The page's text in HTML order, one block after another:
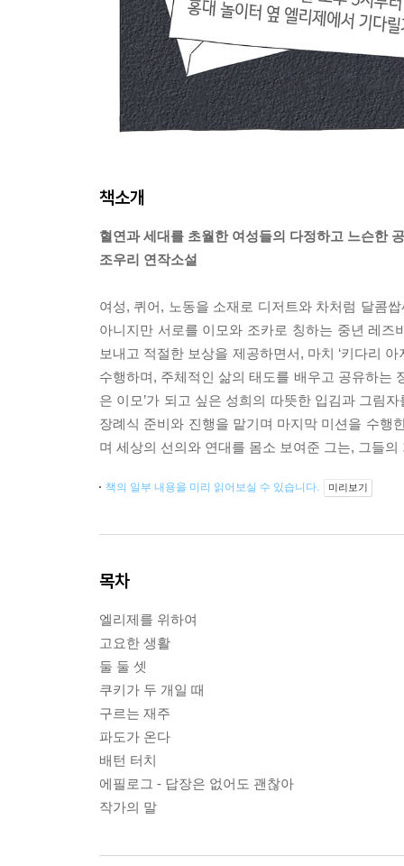
책소개
혈연과 세대를 초월한 여성들의 다정하고 느슨한
조우리 연작소설
여성, 퀴어, 노동을 소재로 디저트와 차처럼 달콤
아니지만 서로를 이모와 조카로 칭하는 중년 레즈
보내고 적절한 보상을 제공하면서, 마치 ‘키다리
수행하며, 주체적인 삶의 태도를 배우고 공유하는
은 이모’가 되고 싶은 성희의 따뜻한 입김과 그림
장례식 준비와 진행을 맡기며 마지막 미션을 수행
며 세상의 선의와 연대를 몸소 보여준 그는, 그들
책의 일부 내용을 미리 읽어보실 수 있습니다. 미리보기
목차
엘리제를 위하여
고요한 생활
둘 둘 셋
쿠키가 두 개일 때
구르는 재주
파도가 온다
배턴 터치
에필로그 - 답장은 없어도 괜찮아
작가의 말